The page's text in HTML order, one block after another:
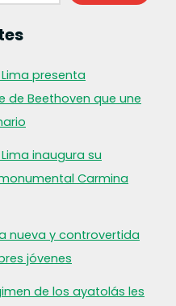
presenta
de Beethoven que une
inaugura su
Carmina
nueva y controvertida
jóvenes
de los ayatolás les